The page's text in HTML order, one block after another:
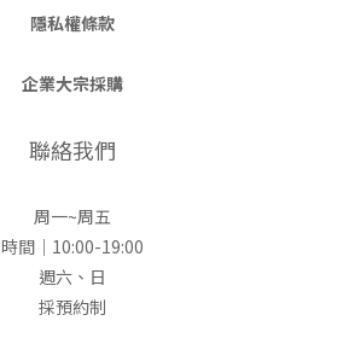
隱私權條款
企業大宗採購
聯絡我們
周一~周五
時間｜10:00-19:00
週六、日
採預約制